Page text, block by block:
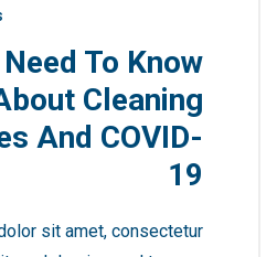
To Know
Cleaning
And COVID-
19
sit amet, consectetur